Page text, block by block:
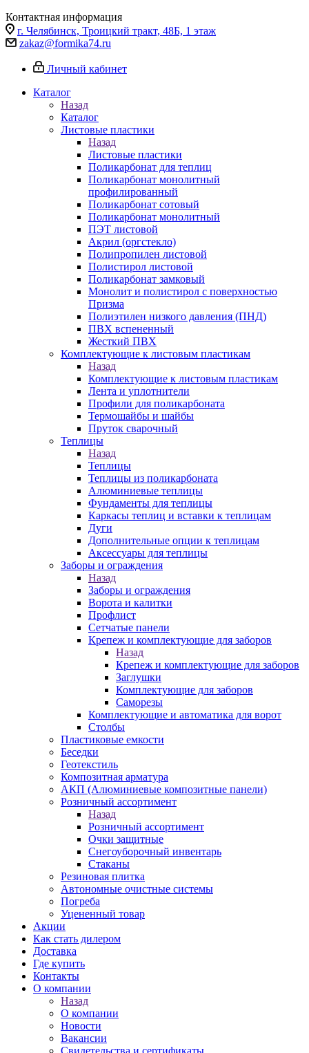
Контактная информация
г. Челябинск, Троицкий тракт, 48Б, 1 этаж
zakaz@formika74.ru
Личный кабинет
Каталог
Назад
Каталог
Листовые пластики
Назад
Листовые пластики
Поликарбонат для теплиц
Поликарбонат монолитный
профилированный
Поликарбонат сотовый
Поликарбонат монолитный
ПЭТ листовой
Акрил (оргстекло)
Полипропилен листовой
Полистирол листовой
Поликарбонат замковый
Монолит и полистирол с поверхностью
Призма
Полиэтилен низкого давления (ПНД)
ПВХ вспененный
Жесткий ПВХ
Комплектующие к листовым пластикам
Назад
Комплектующие к листовым пластикам
Лента и уплотнители
Профили для поликарбоната
Термошайбы и шайбы
Пруток сварочный
Теплицы
Назад
Теплицы
Теплицы из поликарбоната
Алюминиевые теплицы
Фундаменты для теплицы
Каркасы теплиц и вставки к теплицам
Дуги
Дополнительные опции к теплицам
Аксессуары для теплицы
Заборы и ограждения
Назад
Заборы и ограждения
Ворота и калитки
Профлист
Сетчатые панели
Крепеж и комплектующие для заборов
Назад
Крепеж и комплектующие для заборов
Заглушки
Комплектующие для заборов
Саморезы
Комплектующие и автоматика для ворот
Столбы
Пластиковые емкости
Беседки
Геотекстиль
Композитная арматура
АКП (Алюминиевые композитные панели)
Розничный ассортимент
Назад
Розничный ассортимент
Очки защитные
Снегоуборочный инвентарь
Стаканы
Резиновая плитка
Автономные очистные системы
Погреба
Уцененный товар
Акции
Как стать дилером
Доставка
Где купить
Контакты
О компании
Назад
О компании
Новости
Вакансии
Свидетельства и сертификаты